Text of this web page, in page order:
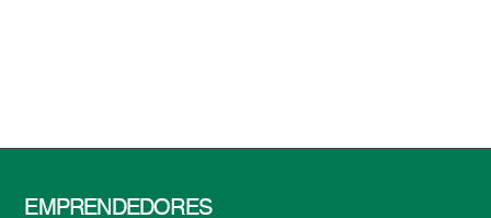
EMPRENDEDORES